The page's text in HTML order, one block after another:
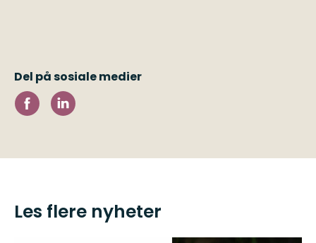
Del på sosiale medier
Les flere nyheter